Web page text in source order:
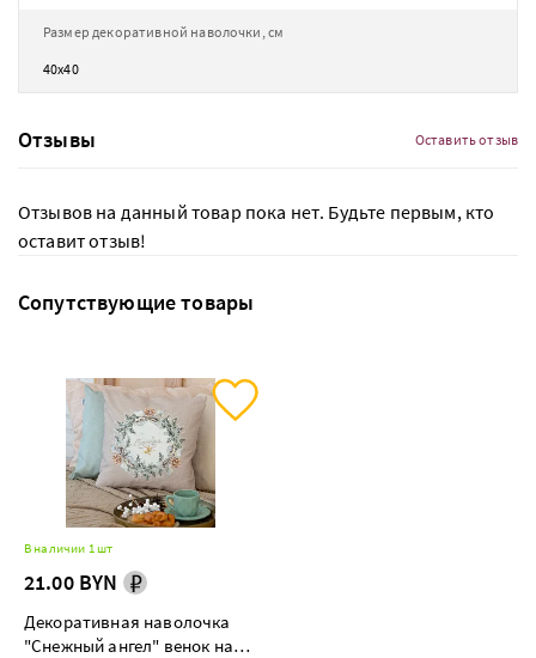
Размер декоративной наволочки, см
40х40
Отзывы Оставить отзыв
Отзывов на данный товар пока нет. Будьте первым, кто
оставит отзыв!
Сопутствующие товары
В наличии 1 шт
21.00 BYN
Декоративная наволочка
"Снежный ангел" венок на